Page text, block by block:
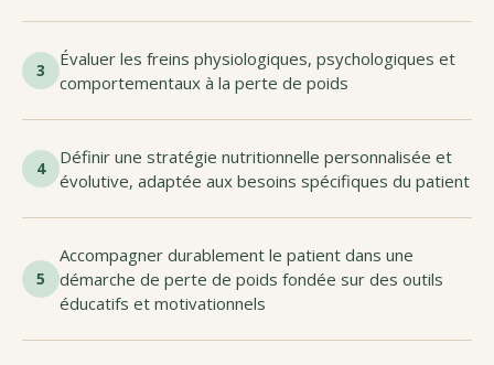
3
Évaluer les freins physiologiques, psychologiques et
comportementaux à la perte de poids
4
Définir une stratégie nutritionnelle personnalisée et
évolutive, adaptée aux besoins spécifiques du patient
5
Accompagner durablement le patient dans une
démarche de perte de poids fondée sur des outils
éducatifs et motivationnels